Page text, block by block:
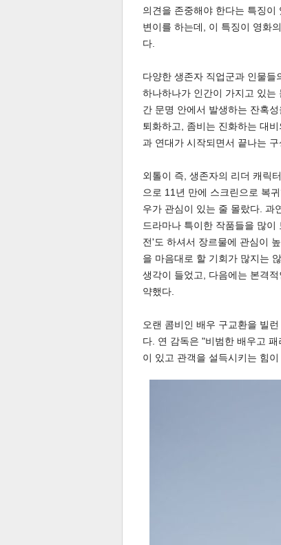
의견을 존중해야 한다는 특징
변이를 하는데, 이 특징이 영화
다.
다양한 생존자 직업군과 인물
하나하나가 인간이 가지고 있는
간 문명 안에서 발생하는 잔혹
퇴화하고, 좀비는 진화하는 대
과 연대가 시작되면서 끝나는
외톨이 즉, 생존자의 리더 캐릭
으로 11년 만에 스크린으로 복
우가 관심이 있는 줄 몰랐다. 과
드라마나 특이한 작품들을 많
전'도 하셔서 장르물에 관심이
을 마음대로 할 기회가 많지는
생각이 들었고, 다음에는 본격
약했다.
오랜 콤비인 배우 구교환을 빌
다. 연 감독은 "비범한 배우고
이 있고 관객을 설득시키는 힘